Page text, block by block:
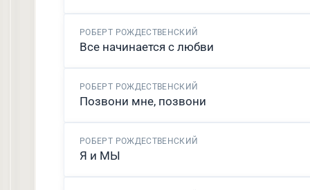
РОБЕРТ РОЖДЕСТВЕНСКИЙ
Все начинается с любви
РОБЕРТ РОЖДЕСТВЕНСКИЙ
Позвони мне, позвони
РОБЕРТ РОЖДЕСТВЕНСКИЙ
Я и МЫ